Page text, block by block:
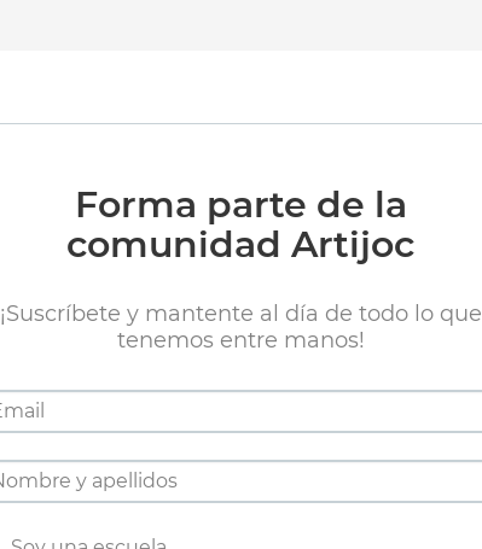
Forma parte de la
comunidad Artijoc
¡Suscríbete y mantente al día de todo lo que
tenemos entre manos!